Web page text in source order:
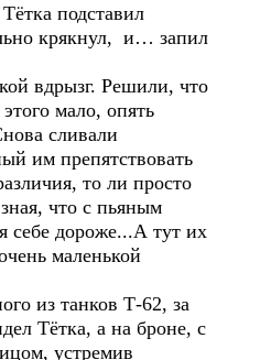
подставил
крякнул, и… запил
вдрызг. Решили, что
мало, опять
сливали
им препятствовать
то ли просто
что с пьяным
себе дороже...А тут их
маленькой
из танков Т-62, за
Тётка, а на броне, с
устремив